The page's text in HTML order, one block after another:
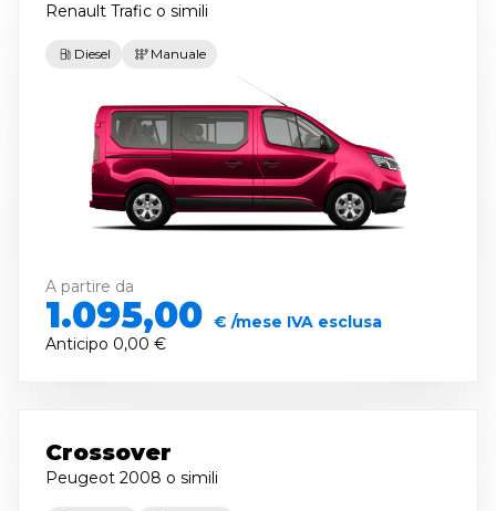
Renault Trafic o simili
Diesel Manuale
A partire da
1.095,00 € /mese IVA esclusa
Anticipo 0,00 €
Crossover
Peugeot 2008 o simili